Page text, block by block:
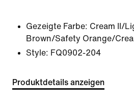
Gezeigte Farbe: Cream II/
Brown/Safety Orange/
Style: FQ0902-204
Produktdetails anzeigen